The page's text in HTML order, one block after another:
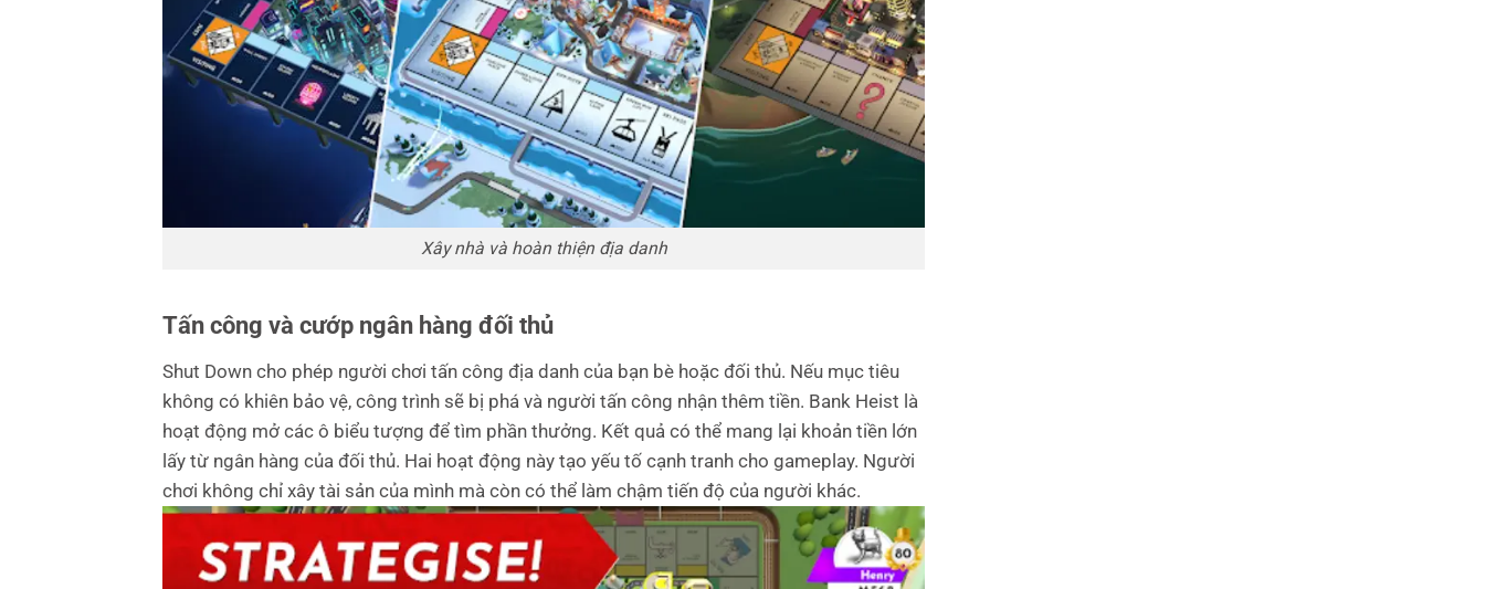
Xây nhà và hoàn thiện địa danh
Tấn công và cướp ngân hàng đối thủ
Shut Down cho phép người chơi tấn công địa danh của bạn bè hoặc đối thủ. Nếu mục tiêu
không có khiên bảo vệ, công trình sẽ bị phá và người tấn công nhận thêm tiền. Bank Heist là
hoạt động mở các ô biểu tượng để tìm phần thưởng. Kết quả có thể mang lại khoản tiền lớn
lấy từ ngân hàng của đối thủ. Hai hoạt động này tạo yếu tố cạnh tranh cho gameplay. Người
chơi không chỉ xây tài sản của mình mà còn có thể làm chậm tiến độ của người khác.